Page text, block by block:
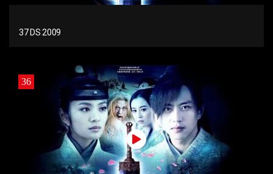
37 DS 2009
36